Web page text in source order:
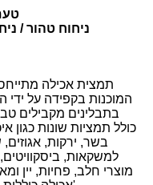
ניחוח טהור /
תמצית אכילה
המוכנות בקפידה על ידי
בתבלינים מקבילים
כולל תמציות שונות כגון
בשר, ירקות,
למשקאות,
מוצרי חלב, פחיות, יין